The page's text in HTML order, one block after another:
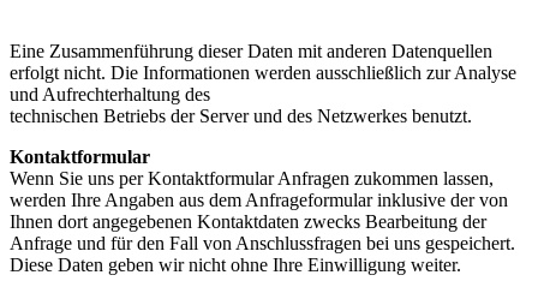
Eine Zusammenführung dieser Daten mit anderen Datenquellen
erfolgt nicht. Die Informationen werden ausschließlich zur Analyse
und Aufrechterhaltung des
technischen Betriebs der Server und des Netzwerkes benutzt.
Kontaktformular
Wenn Sie uns per Kontaktformular Anfragen zukommen lassen,
werden Ihre Angaben aus dem Anfrageformular inklusive der von
Ihnen dort angegebenen Kontaktdaten zwecks Bearbeitung der
Anfrage und für den Fall von Anschlussfragen bei uns gespeichert.
Diese Daten geben wir nicht ohne Ihre Einwilligung weiter.